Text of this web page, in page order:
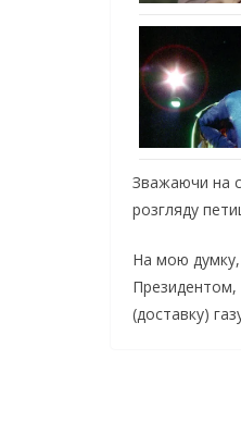
Зважаючи на
розгляду
На мою думку,
Президентом,
(доставку)